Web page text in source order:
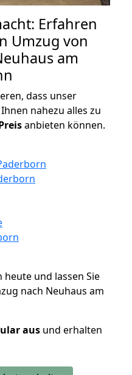
Erfahren
Umzug von
am
dass unser
nahezu alles zu
anbieten können.
und lassen Sie
nach Neuhaus am
aus und erhalten